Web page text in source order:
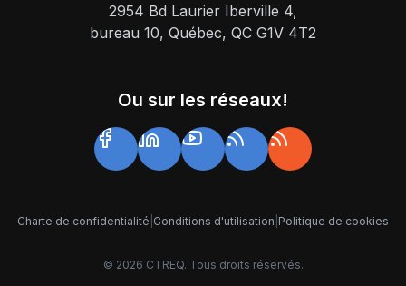
2954 Bd Laurier Iberville 4,
bureau 10, Québec, QC G1V 4T2
Ou sur les réseaux!
Charte de confidentialité Conditions d'utilisation Politique de cookies
© 2026 CTREQ. Tous droits réservés.